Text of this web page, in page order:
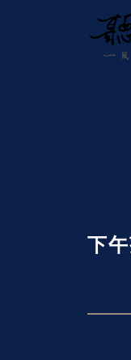
下